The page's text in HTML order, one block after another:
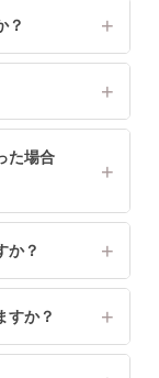
？
た場合
か？
すか？